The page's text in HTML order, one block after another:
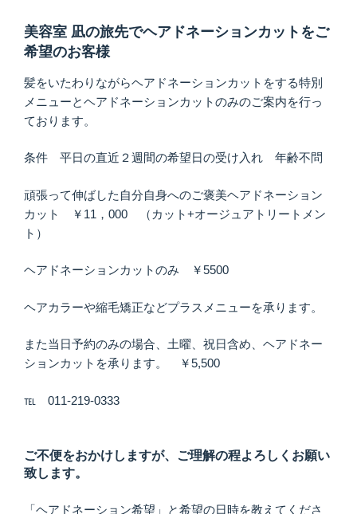
美容室 凪の旅先でヘアドネーションカットをご
希望のお客様
髪をいたわりながらヘアドネーションカットをする特別
メニューとヘアドネーションカットのみのご案内を行っ
ております。
条件 平日の直近２週間の希望日の受け入れ 年齢不問
頑張って伸ばした自分自身へのご褒美ヘアドネーション
カット ￥11，000 （カット+オージュアトリートメン
ト）
ヘアドネーションカットのみ ￥5500
ヘアカラーや縮毛矯正などプラスメニューを承ります。
また当日予約のみの場合、土曜、祝日含め、ヘアドネー
ションカットを承ります。 ￥5,500
℡ 011-219-0333
ご不便をおかけしますが、ご理解の程よろしくお願い
致します。
「ヘアドネーション希望」と希望の日時を教えてくださ